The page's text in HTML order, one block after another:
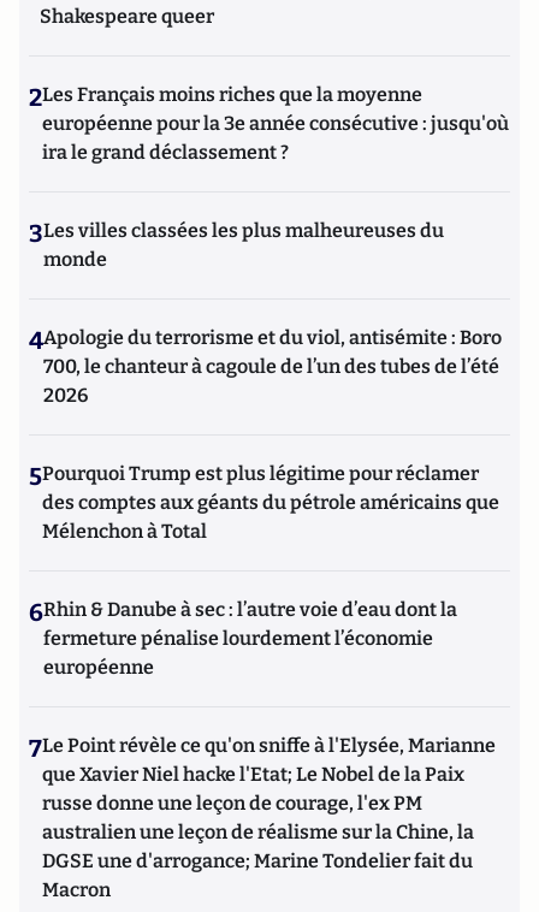
Shakespeare queer
2Les Français moins riches que la moyenne
européenne pour la 3e année consécutive : jusqu'où
ira le grand déclassement ?
3Les villes classées les plus malheureuses du
monde
4Apologie du terrorisme et du viol, antisémite : Boro
700, le chanteur à cagoule de l’un des tubes de l’été
2026
5Pourquoi Trump est plus légitime pour réclamer
des comptes aux géants du pétrole américains que
Mélenchon à Total
6Rhin & Danube à sec : l’autre voie d’eau dont la
fermeture pénalise lourdement l’économie
européenne
7Le Point révèle ce qu'on sniffe à l'Elysée, Marianne
que Xavier Niel hacke l'Etat; Le Nobel de la Paix
russe donne une leçon de courage, l'ex PM
australien une leçon de réalisme sur la Chine, la
DGSE une d'arrogance; Marine Tondelier fait du
Macron